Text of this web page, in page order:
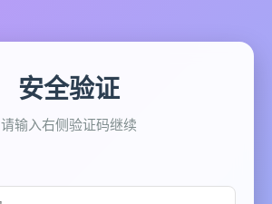
安全验证
请输入右侧验证码继续